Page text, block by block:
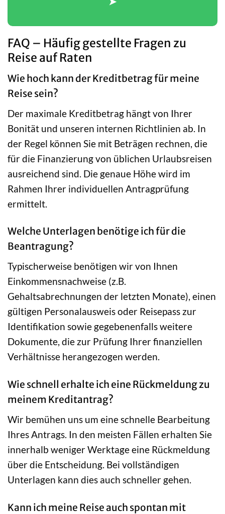
FAQ – Häufig gestellte Fragen zu
Reise auf Raten
Wie hoch kann der Kreditbetrag für meine
Reise sein?
Der maximale Kreditbetrag hängt von Ihrer
Bonität und unseren internen Richtlinien ab. In
der Regel können Sie mit Beträgen rechnen, die
für die Finanzierung von üblichen Urlaubsreisen
ausreichend sind. Die genaue Höhe wird im
Rahmen Ihrer individuellen Antragprüfung
ermittelt.
Welche Unterlagen benötige ich für die
Beantragung?
Typischerweise benötigen wir von Ihnen
Einkommensnachweise (z.B.
Gehaltsabrechnungen der letzten Monate), einen
gültigen Personalausweis oder Reisepass zur
Identifikation sowie gegebenenfalls weitere
Dokumente, die zur Prüfung Ihrer finanziellen
Verhältnisse herangezogen werden.
Wie schnell erhalte ich eine Rückmeldung zu
meinem Kreditantrag?
Wir bemühen uns um eine schnelle Bearbeitung
Ihres Antrags. In den meisten Fällen erhalten Sie
innerhalb weniger Werktage eine Rückmeldung
über die Entscheidung. Bei vollständigen
Unterlagen kann dies auch schneller gehen.
Kann ich meine Reise auch spontan mit